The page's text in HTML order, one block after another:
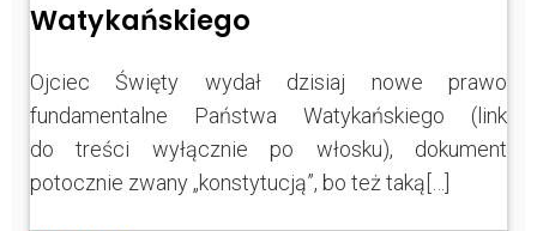
Watykańskiego
Ojciec Święty wydał dzisiaj nowe prawo
fundamentalne Państwa Watykańskiego (link
do treści wyłącznie po włosku), dokument
potocznie zwany „konstytucją”, bo też taką[…]